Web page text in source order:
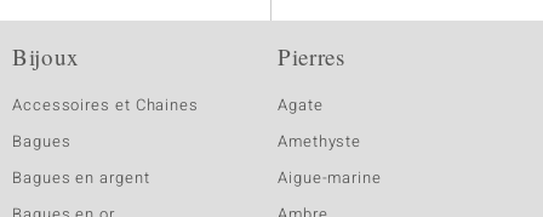
Bijoux
Accessoires et Chaines
Bagues
Bagues en argent
Pierres
Agate
Amethyste
Aigue-marine